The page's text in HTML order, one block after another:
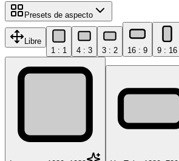
Presets de aspecto
Libre
1 : 1
4 : 3 3 : 2 16 : 9 9 : 16